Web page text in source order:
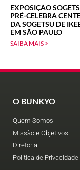
EXPOSIÇÃO
PRÉ-CELEBRA
DA SOGETSU DE
EM SÃO PAULO
SAIBA MAIS >
O BUNKYO
Quem Somos
Missão e Objetivos
Diretoria
Política de Privacidade